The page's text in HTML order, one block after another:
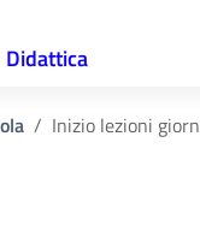
Didattica
Inizio lezioni